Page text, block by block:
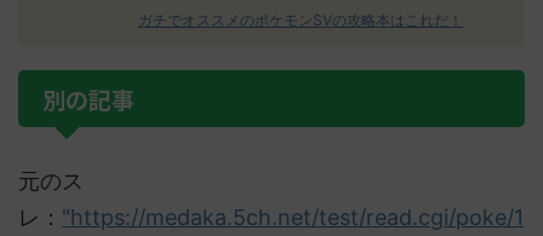
ガチでオススメのポケモンSVの攻略本はこれだ！
別の記事
元のス
レ： "https://medaka.5ch.net/test/read.cgi/poke/1